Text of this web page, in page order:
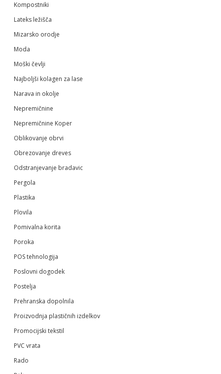
Kompostniki
Lateks ležišča
Mizarsko orodje
Moda
Moški čevlji
Najboljši kolagen za lase
Narava in okolje
Nepremičnine
Nepremičnine Koper
Oblikovanje obrvi
Obrezovanje dreves
Odstranjevanje bradavic
Pergola
Plastika
Plovila
Pomivalna korita
Poroka
POS tehnologija
Poslovni dogodek
Postelja
Prehranska dopolnila
Proizvodnja plastičnih izdelkov
Promocijski tekstil
PVC vrata
Rado